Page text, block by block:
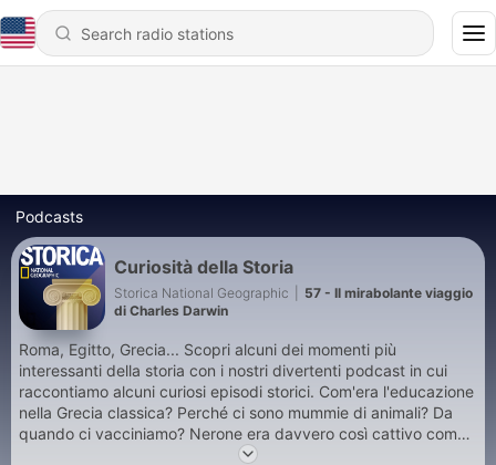
Podcasts
Curiosità della Storia
Storica National Geographic
57 - Il mirabolante viaggio
di Charles Darwin
Roma, Egitto, Grecia... Scopri alcuni dei momenti più
interessanti della storia con i nostri divertenti podcast in cui
raccontiamo alcuni curiosi episodi storici. Com'era l'educazione
nella Grecia classica? Perché ci sono mummie di animali? Da
quando ci vacciniamo? Nerone era davvero così cattivo come
lo dipingono? Chi furono i primi ad arrivare al Polo Sud? Chi